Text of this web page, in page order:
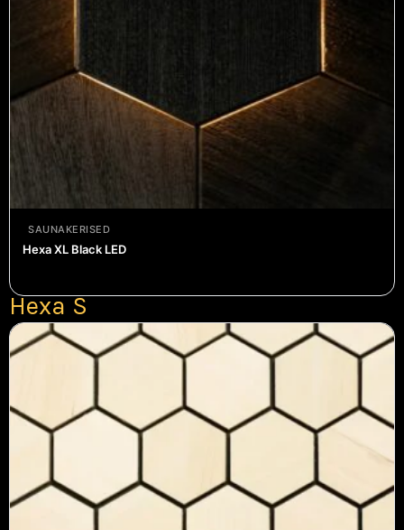
PUIDUST SEINAPANEELID
294.00
SAUNAKERISED
Hexa XL Black LED
Hexa S